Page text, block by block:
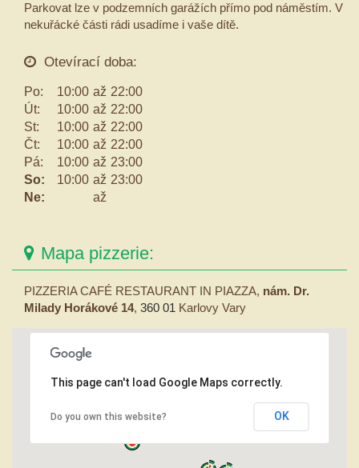
Parkovat lze v podzemních garážích přímo pod náměstím. V
nekuřácké části rádi usadíme i vaše dítě.
Otevírací doba:
Po: 10:00 až 22:00
Út:
10:00 až 22:00
St:
10:00 až 22:00
Čt:
10:00 až 22:00
Pá:
10:00 až 23:00
So:
10:00 až 23:00
Ne:
až
Mapa pizzerie:
PIZZERIA CAFÉ RESTAURANT IN PIAZZA, nám. Dr.
Milady Horákové 14, 360 01 Karlovy Vary
This page can't load Google Maps correctly.
Do you own this website? OK